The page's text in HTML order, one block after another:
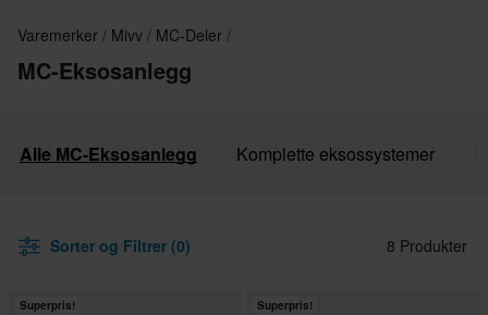
Varemerker Mivv MC-Deler
MC-Eksosanlegg
Alle MC-Eksosanlegg Komplette eksossystemer
Sorter og Filtrer (0) 8 Produkter
Superpris! Superpris!